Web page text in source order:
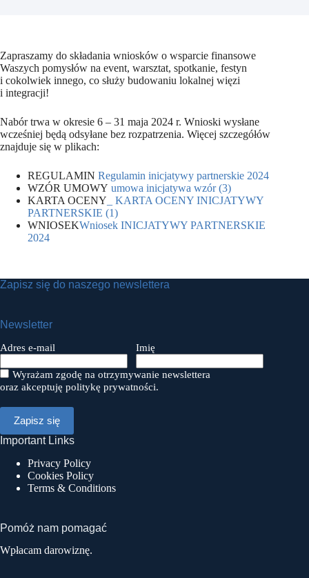
Zapraszamy do składania wniosków o wsparcie finansowe
Waszych pomysłów na event, warsztat, spotkanie, festyn
i cokolwiek innego, co służy budowaniu lokalnej więzi
i integracji!
Nabór trwa w okresie 6 – 31 maja 2024 r. Wnioski wysłane
wcześniej będą odsyłane bez rozpatrzenia. Więcej szczegółów
znajduje się w plikach:
REGULAMIN Regulamin inicjatywy partnerskie 2024
WZÓR UMOWY umowa inicjatywa wzór (3)
KARTA OCENY _ KARTA OCENY INICJATYWY
PARTNERSKIE (1)
WNIOSEKWniosek INICJATYWY PARTNERSKIE
2024
Zapisz się do naszego newslettera
Newsletter
Adres e-mail Imię
Wyrażam zgodę na otrzymywanie newslettera
oraz akceptuję politykę prywatności.
Important Links
Privacy Policy
Cookies Policy
Terms & Conditions
Pomóż nam pomagać
Wpłacam darowiznę.